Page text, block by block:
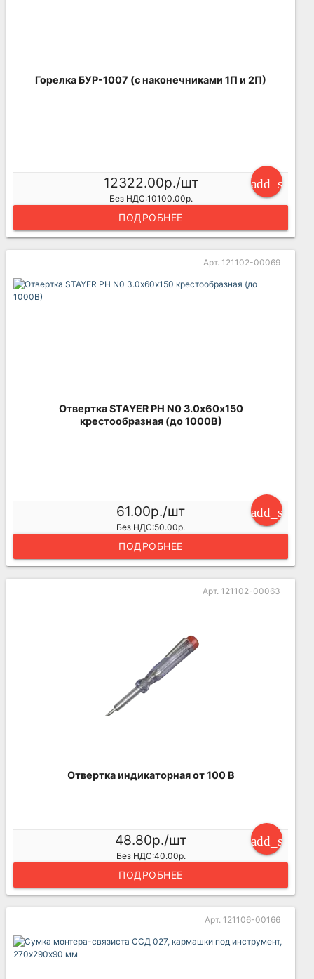
Горелка БУР-1007 (с наконечниками 1П и 2П)
12322.00р./шт
Без НДС:10100.00р.
ПОДРОБНЕЕ
Арт. 121102-00069
Отвертка STAYER PH N0 3.0х60х150
крестообразная (до 1000В)
61.00р./шт
Без НДС:50.00р.
ПОДРОБНЕЕ
Арт. 121102-00063
Отвертка индикаторная от 100 В
48.80р./шт
Без НДС:40.00р.
ПОДРОБНЕЕ
Арт. 121106-00166